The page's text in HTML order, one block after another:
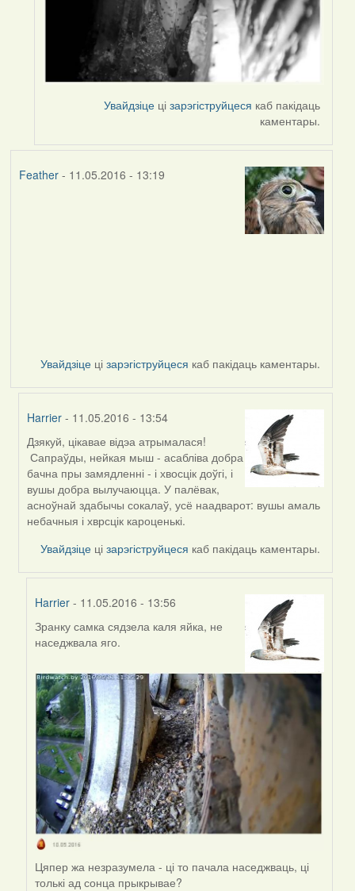
Увайдзіце цізарэгіструйцеся каб пакідаць
каментары.
Feather- 11.05.2016 - 13:19
Увайдзіце цізарэгіструйцеся каб пакідаць каментары.
Harrier - 11.05.2016 - 13:54
In
reply
to
by
Feather
Дзякуй, цікавае відэа атрымалася!
Сапраўды, нейкая мыш - асабліва добра
бачна пры замядленні - і хвосцік доўгі, і
вушы добра вылучаюцца. У палёвак,
асноўнай здабычы сокалаў, усё наадварот: вушы амаль
небачныя і хврсцік кароценькі.
Увайдзіце цізарэгіструйцеся каб пакідаць каментары.
Harrier - 11.05.2016 - 13:56
In
reply
by
Harrier
Зранку самка сядзела каля яйка, не
наседжвала яго.
Цяпер жа незразумела - ці то пачала наседжваць, ці
толькі ад сонца прыкрывае?